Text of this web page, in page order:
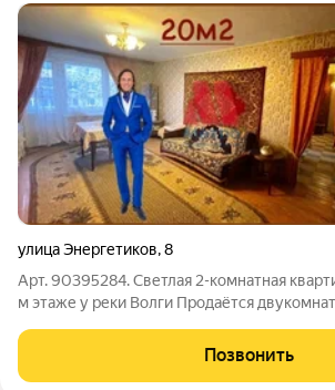
улица Энергетиков,8
Арт. 90395284. Светлая 2-комнатная
м этаже у реки Волги Продаётся
города. Квартира светлая, сухая и готовая
дизайнерского
Позвонить